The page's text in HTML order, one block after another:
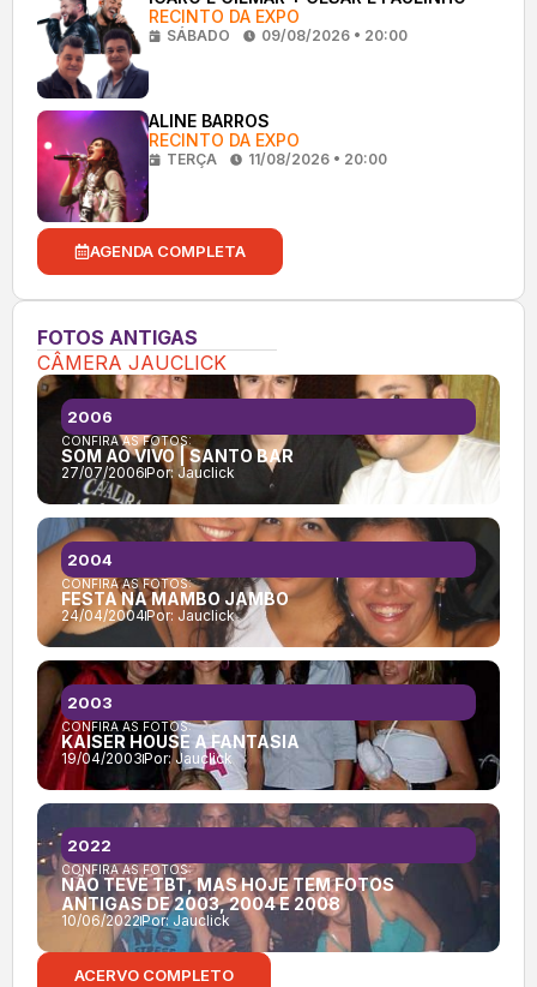
RECINTO DA EXPO
SÁBADO 09/08/2026 • 20:00
ALINE BARROS
RECINTO DA EXPO
TERÇA 11/08/2026 • 20:00
AGENDA COMPLETA
FOTOS ANTIGAS
CÂMERA JAUCLICK
CONFIRA AS FOTOS:
SOM AO VIVO | SANTO BAR
27/07/2006Por:Jauclick
2006
CONFIRA AS FOTOS:
FESTA NA MAMBO JAMBO
24/04/2004Por: Jauclick
2004
CONFIRA AS FOTOS:
KAISER HOUSE A FANTASIA
19/04/2003Por: Jauclick
2003
CONFIRA AS FOTOS:
NÃO TEVE TBT, MAS HOJE TEM FOTOS
ANTIGAS DE 2003, 2004 E 2008
10/06/2022Por: Jauclick
2022
ACERVO COMPLETO